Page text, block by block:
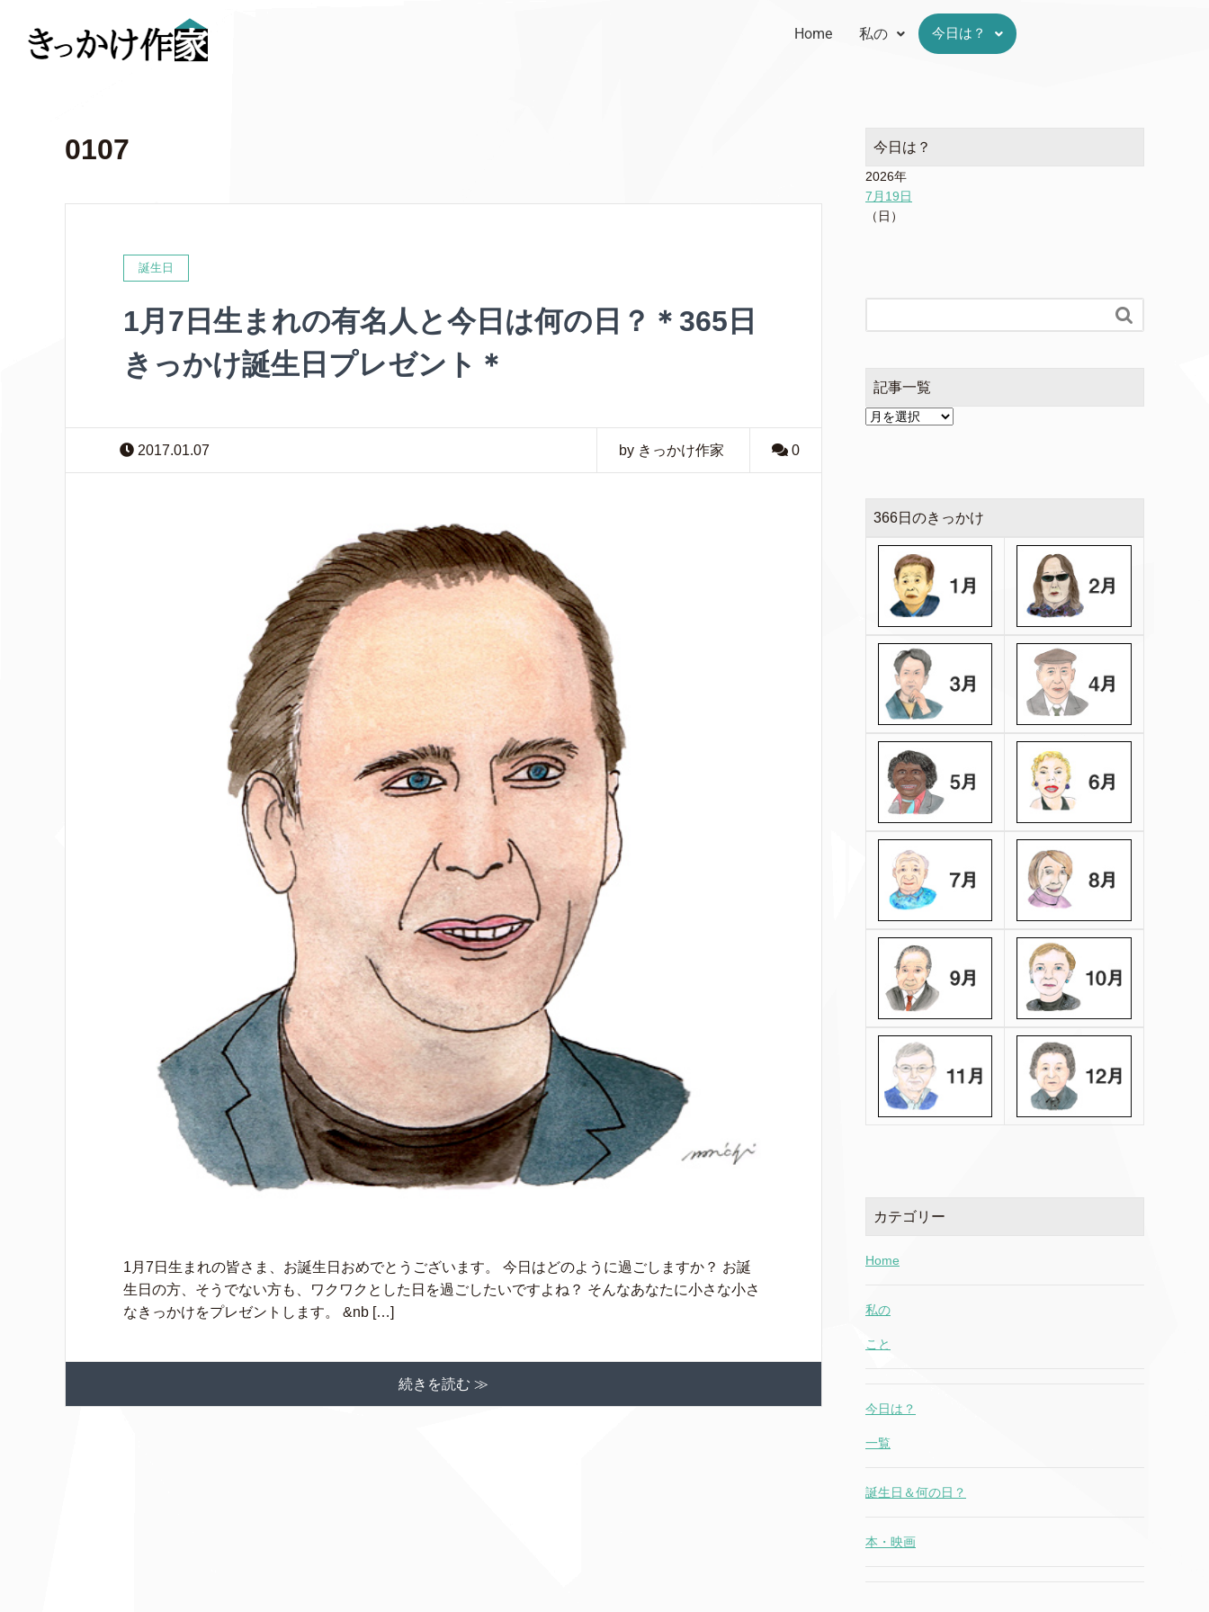
Home 私の 今日は？
0107
誕生日
1月7日生まれの有名人と今日は何の日？＊365日
きっかけ誕生日プレゼント＊
2017.01.07 by きっかけ作家 0
1月7日生まれの皆さま、お誕生日おめでとうございます。 今日はどのように過ごしますか？ お誕
生日の方、そうでない方も、ワクワクとした日を過ごしたいですよね？ そんなあなたに小さな小さ
なきっかけをプレゼントします。 &nb […]
続きを読む ≫
今日は？
2026年
7月19日
（日）

記事一覧
366日のきっかけ
カテゴリー
Home
私の
こと
今日は？
一覧
誕生日＆何の日？
本・映画